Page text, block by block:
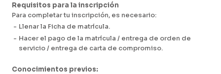
- Digitalización de Inspecciones en Campo con
Microsoft Power Apps
-
Gestión de Alertas y Reportes Móviles
Requisitos para la inscripción
Para completar tu inscripción, es necesario:
- Llenar la Ficha de matrícula.
- Hacer el pago de la matrícula / entrega de orden de
servicio / entrega de carta de compromiso.
Conocimientos previos: